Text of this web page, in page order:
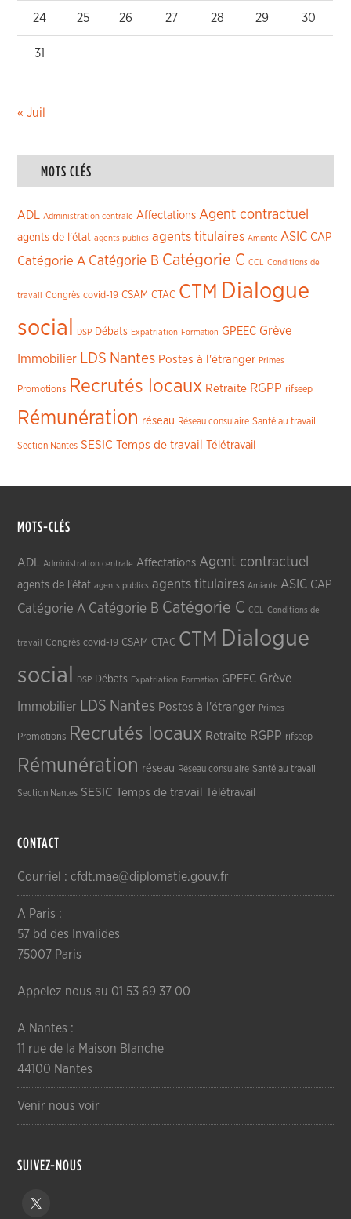
24 25 26 27 28 29 30
31
« Juil
MOTS CLÉS
ADL Administration centrale Affectations Agent contractuel
agents de l'état agents publics agents titulaires Amiante ASIC CAP
Catégorie A Catégorie B Catégorie C CCL Conditions de
travail Congrès covid-19 CSAM CTAC CTM Dialogue
social
DSP Débats Expatriation Formation GPEEC Grève
Immobilier LDS Nantes Postes à l'étranger Primes
Promotions Recrutés locaux Retraite RGPP rifseep
Rémunération réseau Réseau consulaire Santé au travail
Section Nantes SESIC Temps de travail Télétravail
MOTS-CLÉS
ADL Administration centrale Affectations Agent contractuel
agents de l'état agents publics agents titulaires Amiante ASIC CAP
Catégorie A Catégorie B Catégorie C CCL Conditions de
travail Congrès covid-19 CSAM CTAC CTM Dialogue
social
DSP Débats Expatriation Formation GPEEC Grève
Immobilier LDS Nantes Postes à l'étranger Primes
Promotions Recrutés locaux Retraite RGPP rifseep
Rémunération réseau Réseau consulaire Santé au travail
Section Nantes SESIC Temps de travail Télétravail
CONTACT
Courriel : cfdt.mae@diplomatie.gouv.fr
A Paris :
57 bd des Invalides
75007 Paris
Appelez nous au 01 53 69 37 00
A Nantes :
11 rue de la Maison Blanche
44100 Nantes
Venir nous voir
SUIVEZ-NOUS